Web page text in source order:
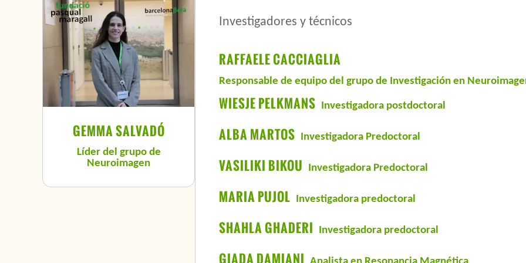
GEMMA SALVADÓ
Líder del grupo de
Neuroimagen
Investigadores y técnicos
RAFFAELE CACCIAGLIA
Responsable de equipo del grupo de Investigación en
WIESJE PELKMANS Investigadora postdoctoral
ALBA MARTOS Investigadora Predoctoral
VASILIKI BIKOU Investigadora Predoctoral
MARIA PUJOL Investigadora predoctoral
SHAHLA GHADERI Investigadora predoctoral
GIADA DAMIANI